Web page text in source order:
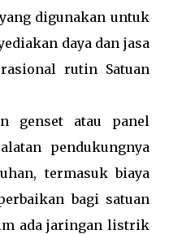
digunakan untuk
daya dan jasa
rutin Satuan
genset atau panel
pendukungnya
termasuk biaya
bagi satuan
ada jaringan listrik